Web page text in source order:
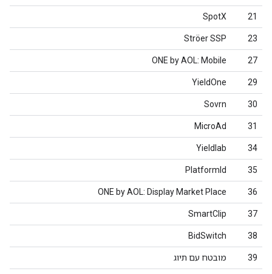
21
SpotX
23
Ströer SSP
27
ONE by AOL: Mobile
29
YieldOne
30
Sovrn
31
MicroAd
34
Yieldlab
35
PlatformId
36
ONE by AOL: Display Market Place
37
SmartClip
38
BidSwitch
39 מובטח עם תיוג